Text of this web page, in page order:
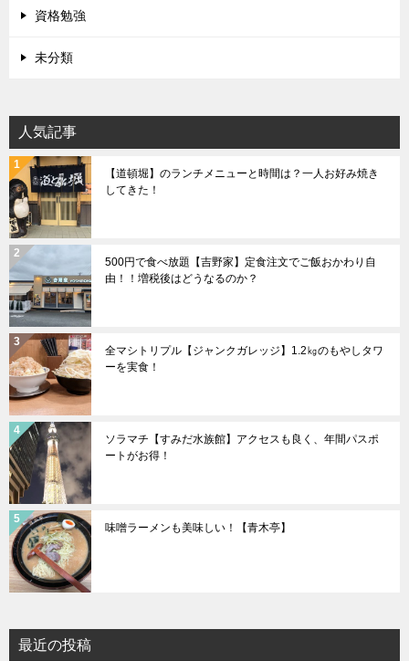
資格勉強
未分類
人気記事
【道頓堀】のランチメニューと時間は？一人お好み焼き
してきた！
500円で食べ放題【吉野家】定食注文でご飯おかわり自
由！！増税後はどうなるのか？
全マシトリプル【ジャンクガレッジ】1.2㎏のもやしタワ
ーを実食！
ソラマチ【すみだ水族館】アクセスも良く、年間パスポ
ートがお得！
味噌ラーメンも美味しい！【青木亭】
最近の投稿